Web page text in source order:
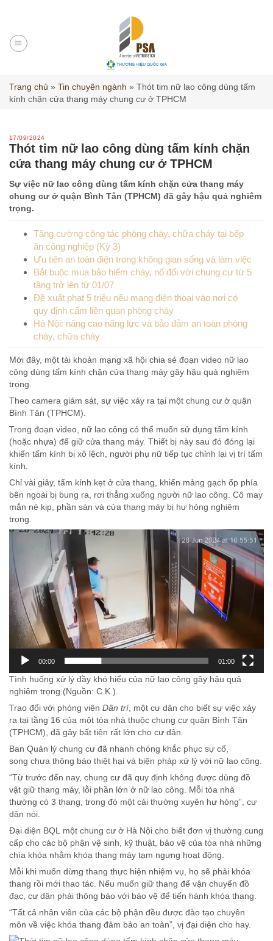
content
Trang chủ » Tin chuyên ngành » Thót tim nữ lao công dùng tấm
kính chặn cửa thang máy chung cư ở TPHCM
17/09/2024
Thót tim nữ lao công dùng tấm kính chặn
cửa thang máy chung cư ở TPHCM
Sự việc nữ lao công dùng tấm kính chặn cửa thang máy
chung cư ở quận Bình Tân (TPHCM) đã gây hậu quả nghiêm
trọng.
Tăng cường công tác phòng cháy, chữa cháy tại bếp
ăn công nghiệp (Kỳ 3)
Ưu tiên an toàn điện trong không gian sống và làm việc
Bắt buộc mua bảo hiểm cháy, nổ đối với chung cư từ 5
tầng trở lên từ 01/07
Đề xuất phạt 5 triệu nếu mang điện thoại vào nơi có
quy định cấm liên quan phòng cháy
Hà Nội: nâng cao năng lực và bảo đảm an toàn phòng
cháy, chữa cháy
Mới đây, một tài khoản mạng xã hội chia sẻ đoạn video nữ lao
công dùng tấm kính chặn cửa thang máy gây hậu quả nghiêm
trọng.
Theo camera giám sát, sự việc xảy ra tại một chung cư ở quận
Bình Tân (TPHCM).
Trong đoạn video, nữ lao công có thể muốn sử dụng tấm kính
(hoặc nhựa) để giữ cửa thang máy. Thiết bị này sau đó đóng lại
khiến tấm kính bị xô lệch, người phụ nữ tiếp tục chỉnh lại vị trí tấm
kính.
Chỉ vài giây, tấm kính kẹt ở cửa thang, khiến mảng gạch ốp phía
bên ngoài bị bung ra, rơi thẳng xuống người nữ lao công. Cô may
mắn né kịp, phần sàn và cửa thang máy bị hư hỏng nghiêm
trọng.
Trình
Video
00:00 01:00
Tình huống xử lý đầy khó hiểu của nữ lao công gây hậu quả
nghiêm trọng (Nguồn: C.K.).
Trao đổi với phóng viên Dân trí, một cư dân cho biết sự việc xảy
ra tại tầng 16 của một tòa nhà thuộc chung cư quận Bình Tân
(TPHCM), đã gây bất tiện rất lớn cho cư dân.
Ban Quản lý chung cư đã nhanh chóng khắc phục sự cố,
song chưa thông báo thiệt hại và biện pháp xử lý với nữ lao công.
“Từ trước đến nay, chung cư đã quy định không được dùng đồ
vật giữ thang máy, lỗi phần lớn ở nữ lao công. Mỗi tòa nhà
thường có 3 thang, trong đó một cái thường xuyên hư hỏng”, cư
dân nói.
Đại diện BQL một chung cư ở Hà Nội cho biết đơn vị thường cung
cấp cho các bộ phận vệ sinh, kỹ thuật, bảo vệ của tòa nhà những
chìa khóa nhằm khóa thang máy tạm ngưng hoạt động.
Mỗi khi muốn dừng thang thực hiện nhiệm vụ, họ sẽ phải khóa
thang rồi mới thao tác. Nếu muốn giữ thang để vận chuyển đồ
đạc, cư dân phải thông báo với bảo vệ để tiến hành khóa thang.
“Tất cả nhân viên của các bộ phận đều được đào tạo chuyên
môn về việc khóa thang đảm bảo an toàn”, vị đại diện cho hay.